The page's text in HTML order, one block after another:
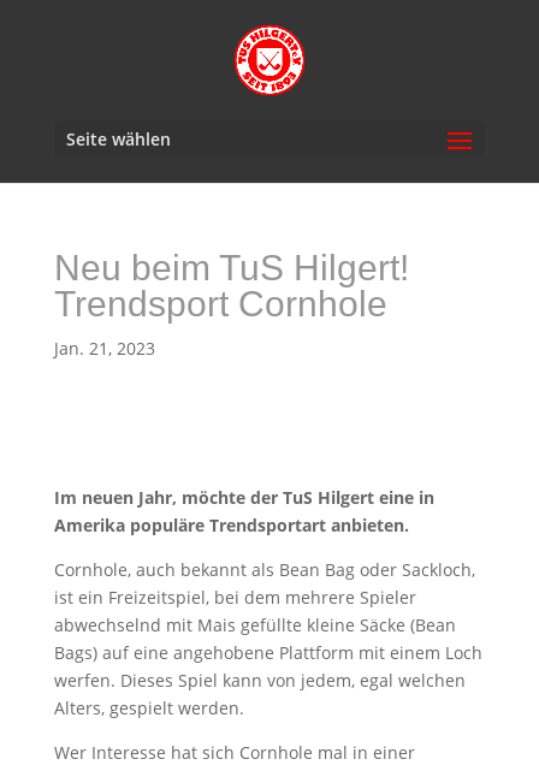
Seite wählen
Neu beim TuS Hilgert!
Trendsport Cornhole
Jan. 21, 2023
Im neuen Jahr, möchte der TuS Hilgert eine in
Amerika populäre Trendsportart anbieten.
Cornhole, auch bekannt als Bean Bag oder Sackloch,
ist ein Freizeitspiel, bei dem mehrere Spieler
abwechselnd mit Mais gefüllte kleine Säcke (Bean
Bags) auf eine angehobene Plattform mit einem Loch
werfen. Dieses Spiel kann von jedem, egal welchen
Alters, gespielt werden.
Wer Interesse hat sich Cornhole mal in einer